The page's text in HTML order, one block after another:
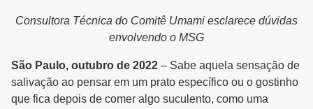
Consultora Técnica do Comitê Umami esclarece dúvidas
envolvendo o MSG
São Paulo, outubro de 2022 – Sabe aquela sensação de
salivação ao pensar em um prato específico ou o gostinho
que fica depois de comer algo suculento, como uma